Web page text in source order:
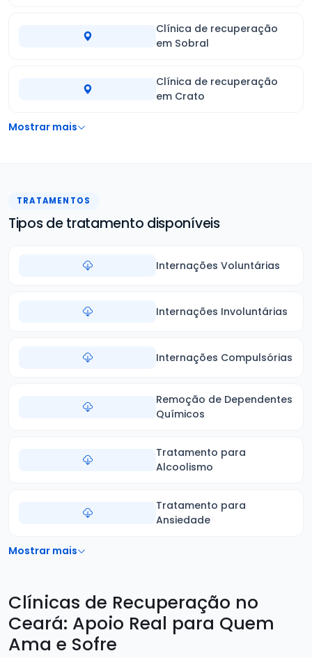
Clínica de recuperação
em Sobral
Clínica de recuperação
em Crato
Mostrar mais
TRATAMENTOS
Tipos de tratamento disponíveis
Internações Voluntárias
Internações Involuntárias
Internações Compulsórias
Remoção de Dependentes
Químicos
Tratamento para
Alcoolismo
Tratamento para
Ansiedade
Mostrar mais
Clínicas de Recuperação no
Ceará: Apoio Real para Quem
Ama e Sofre